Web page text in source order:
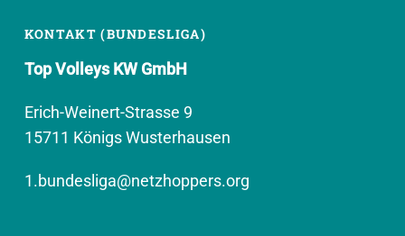
KONTAKT (BUNDESLIGA)
Top Volleys KW GmbH
Erich-Weinert-Strasse 9
15711 Königs Wusterhausen
1.bundesliga@netzhoppers.org